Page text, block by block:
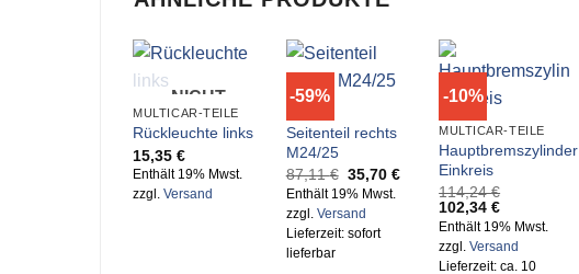
NICHT
VORRÄTIG
MULTICAR-TEILE
Rückleuchte links
15,35€
Enthält 19% Mwst.
zzgl.Versand
-59%
Seitenteil rechts
M24/25
87,11€ Ursprünglicher
Preis
war:
87,11 €
35,70€Aktueller
35,70 €.
Enthält 19% Mwst.
zzgl. Versand
Lieferzeit: sofort
lieferbar
-10%
MULTICAR-TEILE
Hauptbremszylinder
Einkreis
114,24€
Ursprünglicher
Preis
war:
114,24 €
102,34€Aktueller
Preis
ist:
102,34 €.
Enthält 19% Mwst.
zzgl.Versand
Lieferzeit: ca. 10